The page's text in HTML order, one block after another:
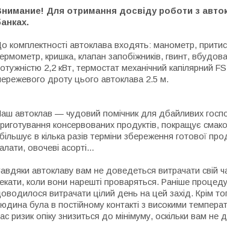
Для отримання досвіду роботи з
комплектності автоклава входять: манометр,
кришка, клапан запобіжників, гвинт,
2,2 кВт, термостат механічний капілярний
дроту цього автоклава 2.5 м.
автоклав — чудовий помічник для дбайливих
консервованих продуктів, покращує
в кілька разів терміни збереження готової
овочеві асорті...
автоклаву вам не доведеться витрачати свій
коли вони нарешті проваряться. Раніше
витрачати цілий день на цей захід. Крім
була в постійному контакті з високими
ризик опіку знизиться до мінімуму, оскільки вам